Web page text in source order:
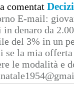
comentat
E-mail:
denaro da
del 3% in un
se la mia
le modalità e